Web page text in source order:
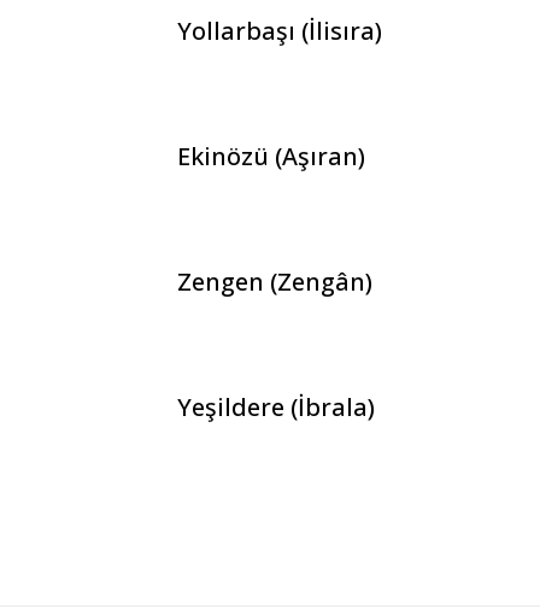
Yollarbaşı (İlisıra)
Ekinözü (Aşıran)
Zengen (Zengân)
Yeşildere (İbrala)